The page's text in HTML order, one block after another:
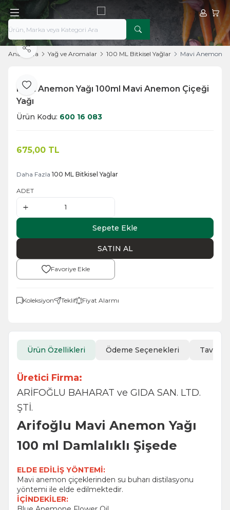
Hesabım
Ana Sayfa Yağ ve Aromalar 100 ML Bitkisel Yağlar Mavi Anemon
Favoriye Ekle
Paylaş
Mavi Anemon Yağı 100ml Mavi Anemon Çiçeği
Yağı
Ürün Kodu: 600 16 083
675,00 TL
Daha Fazla 100 ML Bitkisel Yağlar
ADET
Sepete Ekle
SATIN AL
Favoriye Ekle
Koleksiyon Teklif Fiyat Alarmı
Ürün Özellikleri Ödeme Seçenekleri Tavsiye
Üretici Firma:
ARİFOĞLU BAHARAT ve GIDA SAN. LTD.
ŞTİ.
Arifoğlu Mavi Anemon Yağı
100 ml Damlalıklı Şişede
ELDE EDİLİŞ YÖNTEMİ:
Mavi anemon çiçeklerinden su buharı distilasyonu
yöntemi ile elde edilmektedir.
İÇİNDEKİLER: